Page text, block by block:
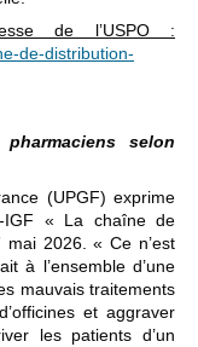
de l’USPO :
de-distribution-
selon
(UPGF) exprime
IGF « La chaîne de
2026. « Ce n’est
à l’ensemble d’une
mauvais traitements
et aggraver
les patients d’un